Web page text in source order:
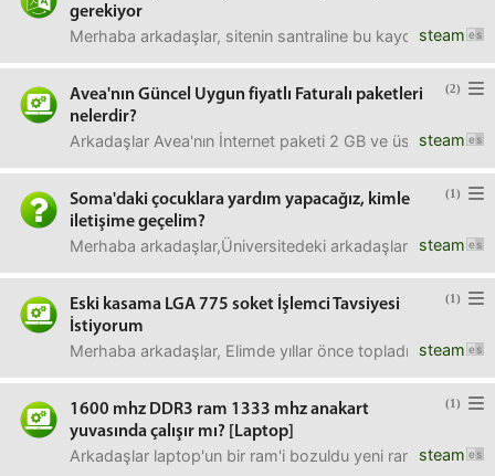
gerekiyor
steam
Merhaba arkadaşlar, sitenin santraline bu kaydı gireceğiz
(2)
Avea'nın Güncel Uygun fiyatlı Faturalı paketleri
nelerdir?
steam
Arkadaşlar Avea'nın İnternet paketi 2 GB ve üstü,
(1)
Soma'daki çocuklara yardım yapacağız, kimle
iletişime geçelim?
steam
Merhaba arkadaşlar,Üniversitedeki arkadaşlarım bir
(1)
Eski kasama LGA 775 soket İşlemci Tavsiyesi
İstiyorum
steam
Merhaba arkadaşlar, Elimde yıllar önce topladığım bir
(1)
1600 mhz DDR3 ram 1333 mhz anakart
yuvasında çalışır mı? [Laptop]
steam
Arkadaşlar laptop'un bir ram'i bozuldu yeni ram alacağım